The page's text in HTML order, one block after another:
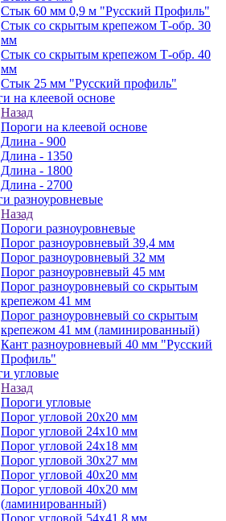
Стык 60 мм 0,9 м "Русский Профиль"
Стык со скрытым крепежом Т-обр. 30
мм
Стык со скрытым крепежом Т-обр. 40
мм
Стык 25 мм "Русский профиль"
на клеевой основе
Назад
Пороги на клеевой основе
Длина - 900
Длина - 1350
Длина - 1800
Длина - 2700
разноуровневые
Назад
Пороги разноуровневые
Порог разноуровневый 39,4 мм
Порог разноуровневый 32 мм
Порог разноуровневый 45 мм
Порог разноуровневый со скрытым
крепежом 41 мм
Порог разноуровневый со скрытым
крепежом 41 мм (ламинированный)
Кант разноуровневый 40 мм "Русский
Профиль"
угловые
Назад
Пороги угловые
Порог угловой 20х20 мм
Порог угловой 24х10 мм
Порог угловой 24х18 мм
Порог угловой 30х27 мм
Порог угловой 40х20 мм
Порог угловой 40х20 мм
(ламинированный)
Порог угловой 54х41,8 мм